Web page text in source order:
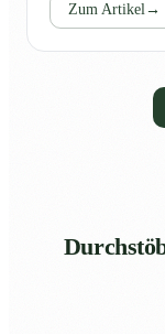
Zum Artikel→